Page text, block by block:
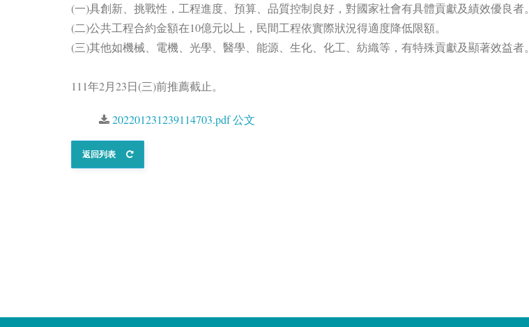
(一)具創新、挑戰性，工程進度、預算、品質控制良好，對國家社會有具體貢獻及績效優良者。
(二)公共工程合約金額在10億元以上，民間工程依實際狀況得適度降低限額。
(三)其他如機械、電機、光學、醫學、能源、生化、化工、紡織等，有特殊貢獻及顯著效益者。
111年2月23日(三)前推薦截止。
202201231239114703.pdf 公文
返回列表